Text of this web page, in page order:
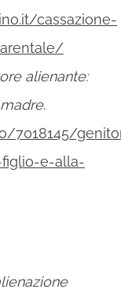
cassazione-
alienante:
.
7018145/
e-alla-